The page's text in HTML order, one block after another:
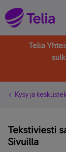
Telia
Kysy ja
Tekstiviesti
Sivuilla